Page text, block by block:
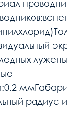
радиус